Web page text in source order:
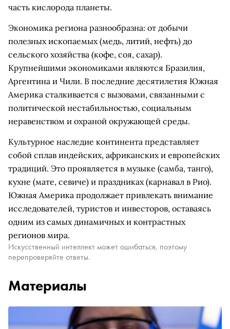
часть кислорода планеты.
Экономика региона разнообразна: от добычи
полезных ископаемых (медь, литий, нефть) до
сельского хозяйства (кофе, соя, сахар).
Крупнейшими экономиками являются Бразилия,
Аргентина и Чили. В последние десятилетия Южная
Америка сталкивается с вызовами, связанными с
политической нестабильностью, социальным
неравенством и охраной окружающей среды.
Культурное наследие континента представляет
собой сплав индейских, африканских и европейских
традиций. Это проявляется в музыке (самба, танго),
кухне (мате, севиче) и праздниках (карнавал в Рио).
Южная Америка продолжает привлекать внимание
исследователей, туристов и инвесторов, оставаясь
одним из самых динамичных и контрастных
регионов мира.
Искусственный интеллект может ошибаться, поэтому
перепроверяйте ответы.
Материалы